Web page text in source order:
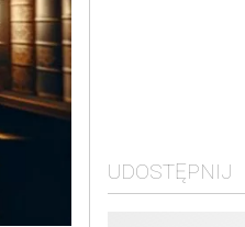
UDOSTĘPNIJ